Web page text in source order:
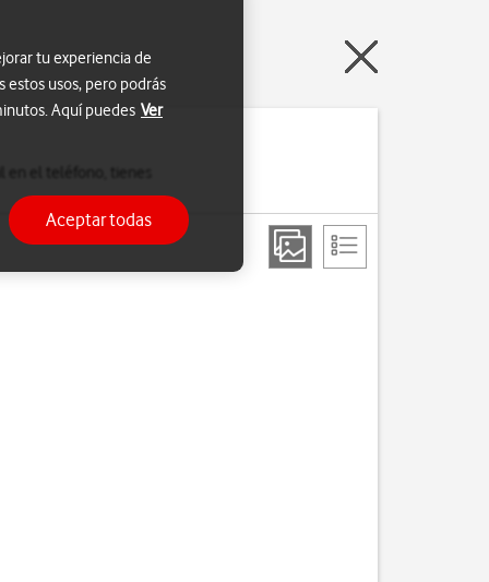
tu experiencia de
estos usos, pero podrás
Aquí puedes Ver
Aceptar todas